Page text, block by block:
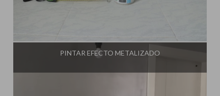
PINTAR EFECTO METALIZADO